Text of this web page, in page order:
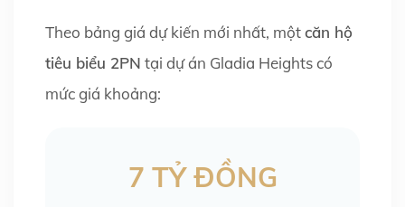
Theo bảng giá dự kiến mới nhất, mộtcăn hộ
tiêu biểu 2PN tại dự án Gladia Heights có
mức giá khoảng:
7 TỶ ĐỒNG